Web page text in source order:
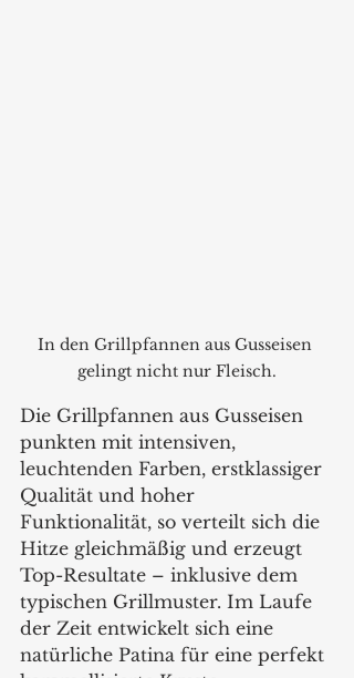
In den Grillpfannen aus Gusseisen
gelingt nicht nur Fleisch.
Die Grillpfannen aus Gusseisen
punkten mit intensiven,
leuchtenden Farben, erstklassiger
Qualität und hoher
Funktionalität, so verteilt sich die
Hitze gleichmäßig und erzeugt
Top-Resultate – inklusive dem
typischen Grillmuster. Im Laufe
der Zeit entwickelt sich eine
natürliche Patina für eine perfekt